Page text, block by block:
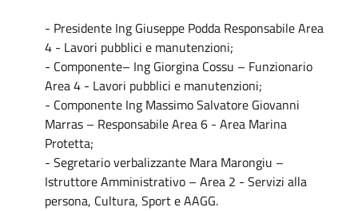
- Presidente Ing Giuseppe Podda Responsabile Area
4 - Lavori pubblici e manutenzioni;
- Componente– Ing Giorgina Cossu – Funzionario
Area 4 - Lavori pubblici e manutenzioni;
- Componente Ing Massimo Salvatore Giovanni
Marras – Responsabile Area 6 - Area Marina
Protetta;
- Segretario verbalizzante Mara Marongiu –
Istruttore Amministrativo – Area 2 - Servizi alla
persona, Cultura, Sport e AAGG.